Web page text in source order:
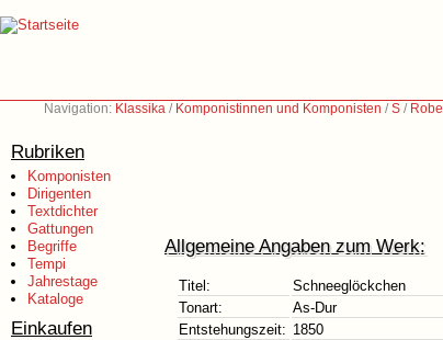
Navigation: Klassika / Komponistinnen und Komponisten /S /
Rubriken
Komponisten
Dirigenten
Textdichter
Gattungen
Begriffe
Tempi
Jahrestage
Kataloge
Einkaufen
Allgemeine Angaben zum Werk:
Titel:
Schneeglöckchen
Tonart:
As-Dur
Entstehungszeit: 1850